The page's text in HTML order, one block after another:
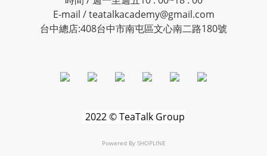
E-mail / teatalkacademy@gmail.com
台中總店:408台中市南屯區文心南二路180號
2022 © TeaTalk Group
Powered By SHOPLINE